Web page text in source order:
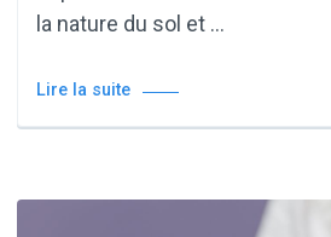
la nature du sol et …
Lire la suite